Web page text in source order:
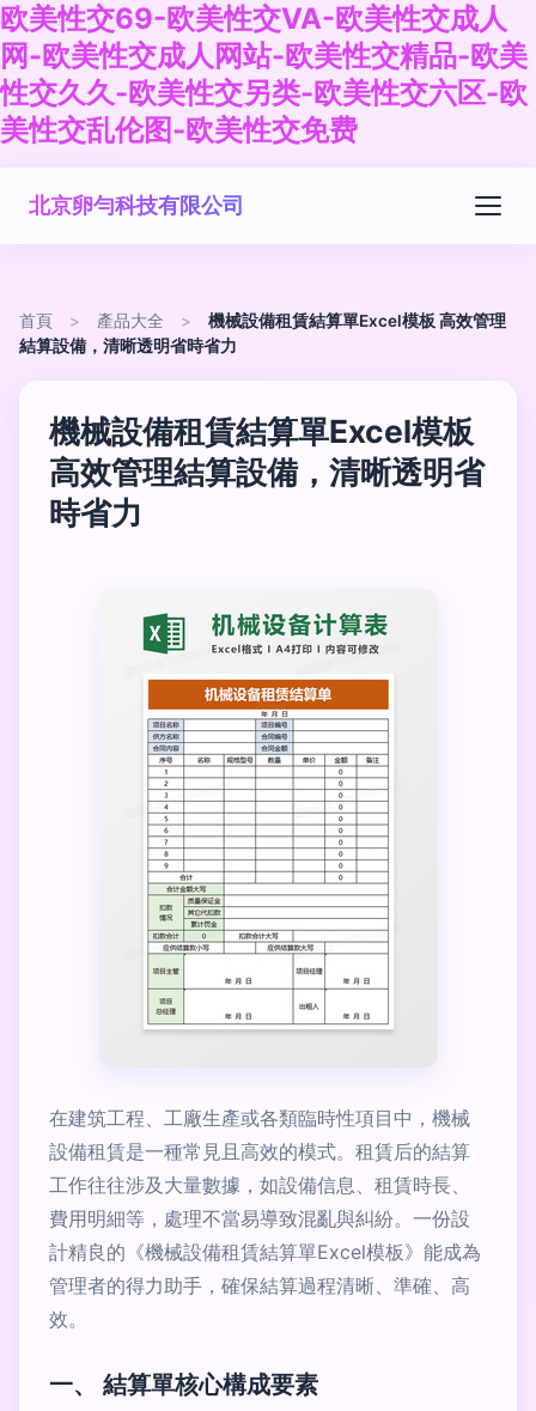
欧美性交69-欧美性交VA-欧美性交成人
网-欧美性交成人网站-欧美性交精品-欧美
性交久久-欧美性交另类-欧美性交六区-欧
美性交乱伦图-欧美性交免费
北京卵勻科技有限公司
首頁 > 產品大全 >
機械設備租賃結算單Excel模板 高效管理
結算設備，清晰透明省時省力
機械設備租賃結算單Excel模板
高效管理結算設備，清晰透明省
時省力
在建筑工程、工廠生產或各類臨時性項目中，機械
設備租賃是一種常見且高效的模式。租賃后的結算
工作往往涉及大量數據，如設備信息、租賃時長、
費用明細等，處理不當易導致混亂與糾紛。一份設
計精良的《機械設備租賃結算單Excel模板》能成為
管理者的得力助手，確保結算過程清晰、準確、高
效。
一、 結算單核心構成要素